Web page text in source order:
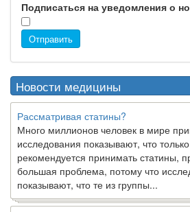
Подписаться на уведомления о
Отправить
Новости медицины
Рассматривая статины?
Много миллионов человек в мире
исследования показывают, что
рекомендуется принимать статины,
большая проблема, потому что
показывают, что те из группы...